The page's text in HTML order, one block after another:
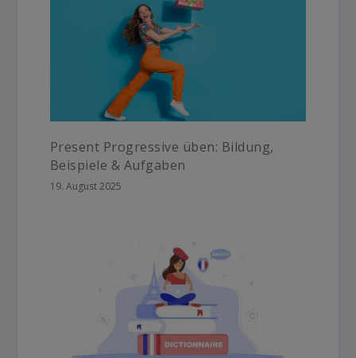
Present Progressive üben: Bildung,
Beispiele & Aufgaben
19. August 2025